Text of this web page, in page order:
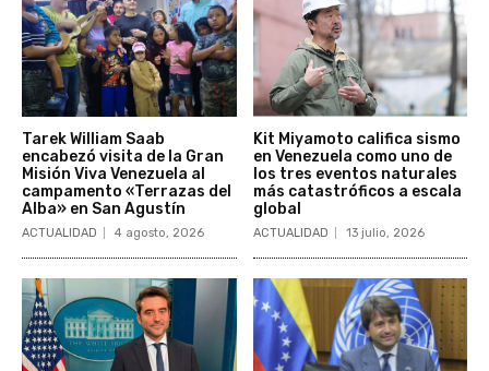
Tarek William Saab
encabezó visita de la Gran
Misión Viva Venezuela al
campamento «Terrazas del
Alba» en San Agustín
ACTUALIDAD 4 agosto, 2026
Kit Miyamoto califica sismo
en Venezuela como uno de
los tres eventos naturales
más catastróficos a escala
global
ACTUALIDAD 13 julio, 2026